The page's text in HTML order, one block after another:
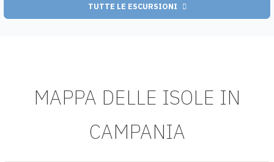
TUTTE LE ESCURSIONI
MAPPA DELLE ISOLE IN
CAMPANIA